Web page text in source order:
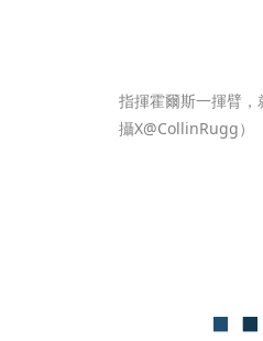
指揮霍爾斯一揮臂
攝X@CollinRugg）